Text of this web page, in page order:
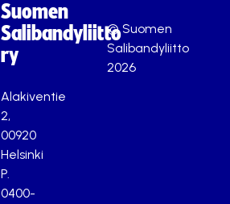
Suomen
Salibandyliitto
ry
Alakiventie
2,
00920
Helsinki
P.
0400-
© Suomen
Salibandyliitto
2026